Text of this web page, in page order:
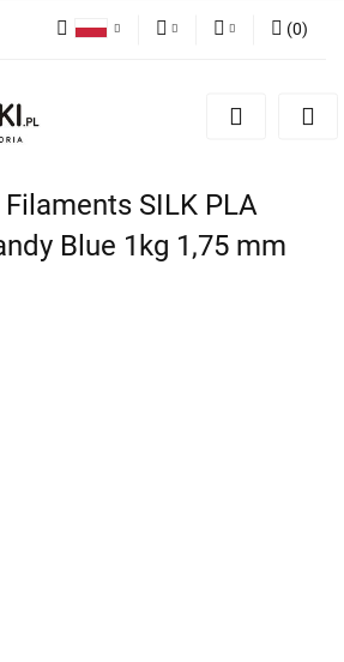
English
Zarejestruj się
(0)
SILK PLA
Blue 1kg 1,75 mm